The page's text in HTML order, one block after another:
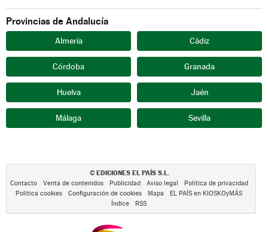
Provincias de Andalucía
Almería Cádiz
Córdoba Granada
Huelva Jaén
Málaga Sevilla
© EDICIONES EL PAÍS S.L.
Contacto Venta de contenidos Publicidad Aviso legal
Política de privacidad
Política cookies
Configuración de cookies Mapa
EL PAÍS en KIOSKOyMÁS
Índice
RSS